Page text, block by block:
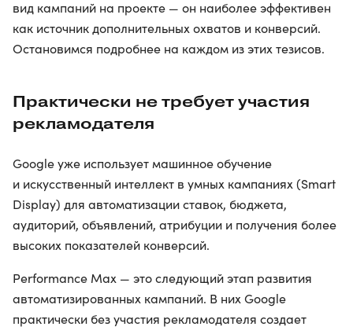
вид кампаний на проекте — он наиболее эффективен
как источник дополнительных охватов и конверсий.
Остановимся подробнее на каждом из этих тезисов.
Практически не требует участия
рекламодателя
Google уже использует машинное обучение
и искусственный интеллект в умных кампаниях (Smart
Display) для автоматизации ставок, бюджета,
аудиторий, объявлений, атрибуции и получения более
высоких показателей конверсий.
Performance Max — это следующий этап развития
автоматизированных кампаний. В них Google
практически без участия рекламодателя создает